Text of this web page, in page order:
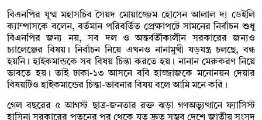
বিএনপির যুগ্ম মহাসচিব সৈয়দ মোয়াজ্জেম হোসেন আলাল দ্য ডেইলি
ক্যাম্পাসকে বলেন, বর্তমান পরিবর্তিত প্রেক্ষাপটে সামনের নির্বাচন শুধু
বিএনপির জন্য নয়, সব দল ও অন্তর্বর্তীকালীন সরকারের জন্যও
চ্যালেঞ্জের বিষয়। নির্বাচন নিয়ে এখনও নানামুখী ষড়যন্ত্র চলছে, বন্ধ
হয়নি। হাইকমান্ডকে সব বিষয় চিন্তা করতে হয়। নানান মেরুকরণ নিয়ে
ভাবতে হয়। তাই ঢাকা-১৩ আসনে ববি হাজ্জাজকে মনোনয়ন দেয়ার
বিষয়টিও হাইকমান্ডের চিন্তা-ভাবনার বিষয় বলে আমি মনে করি।
গেল বছরের ৫ আগস্ট ছাত্র-জনতার রক্ত ঝড়া গণঅভ্যুত্থানে ফ্যাসিস্ট
হাসিনা সরকারের পতনের পর থেকে যত দ্রুত সম্ভব দেশে জাতীয় সংসদ